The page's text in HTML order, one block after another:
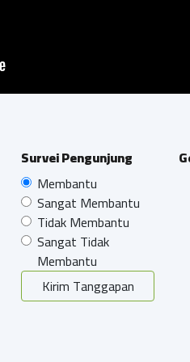
Survei Pengunjung
Membantu
Sangat Membantu
Tidak Membantu
Sangat Tidak
Membantu
Kirim Tanggapan